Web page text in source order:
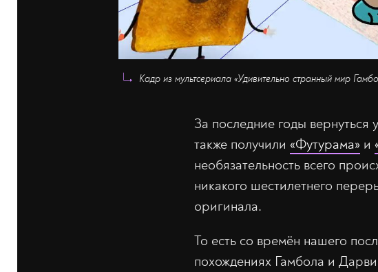
Кадр из мультсериала «Удивительно странный мир
За последние годы вернуться
также получили «Футурама» и
необязательность всего
никакого шестилетнего
оригинала.
То есть со времён нашего
похождениях Гамбола и